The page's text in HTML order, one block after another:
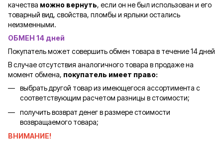
качества можно вернуть, если он не был использован и его
товарный вид, свойства, пломбы и ярлыки остались
неизменными.
ОБМЕН 14 дней
Покупатель может совершить обмен товара в течение 14 дней
В случае отсутствия аналогичного товара в продаже на
момент обмена, покупатель имеет право:
выбрать другой товар из имеющегося ассортимента с
соответствующим расчетом разницы в стоимости;
получить возврат денег в размере стоимости
возвращаемого товара;
ВНИМАНИЕ!